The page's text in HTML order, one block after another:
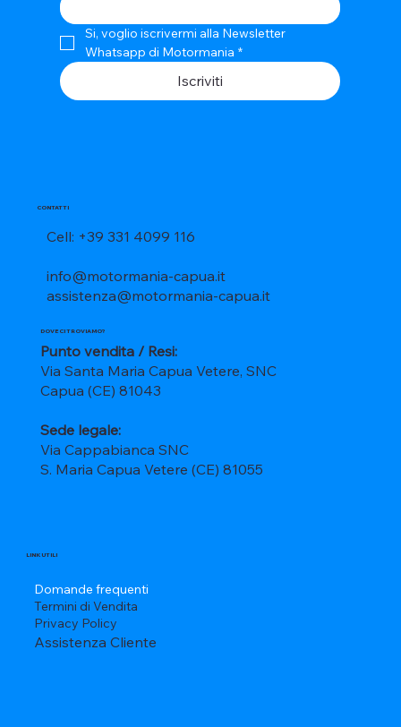
CONTATTI
Cell: +39 331 4099 116
info@motormania-capua.it
assistenza@motormania-capua.it
DOVE CI TROVIAMO?
Punto vendita / Resi:
Via Santa Maria Capua Vetere, SNC
Capua (CE) 81043
Sede legale:
Via Cappabianca SNC
S. Maria Capua Vetere (CE) 81055
LINK UTILI
Domande frequenti
Termini di Vendita
Privacy Policy
Assistenza Cliente
Si, voglio iscrivermi alla Newsletter
Whatsapp di Motormania *
Iscriviti